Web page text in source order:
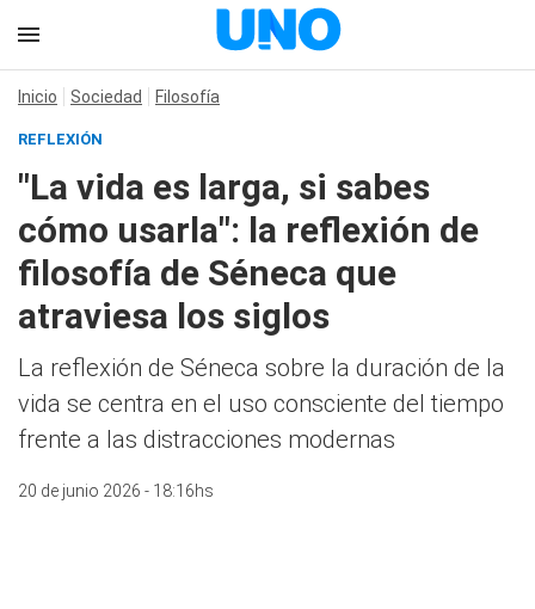
Inicio Sociedad Filosofía
REFLEXIÓN
"La vida es larga, si sabes
cómo usarla": la reflexión de
filosofía de Séneca que
atraviesa los siglos
La reflexión de Séneca sobre la duración de la
vida se centra en el uso consciente del tiempo
frente a las distracciones modernas
20 de junio 2026 - 18:16hs